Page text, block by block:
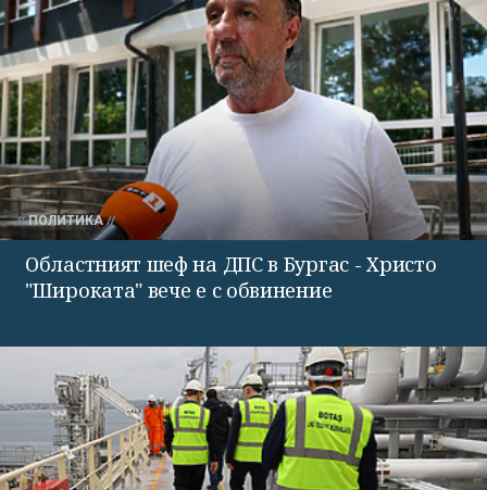
ПОЛИТИКА
Областният шеф на ДПС в Бургас - Христо
"Широката" вече е с обвинение